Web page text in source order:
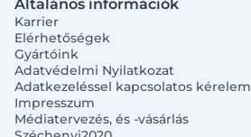
Általános információk
Karrier
Elérhetőségek
Gyártóink
Adatvédelmi Nyilatkozat
Adatkezeléssel kapcsolatos kérelem
Impresszum
Médiatervezés, és -vásárlás